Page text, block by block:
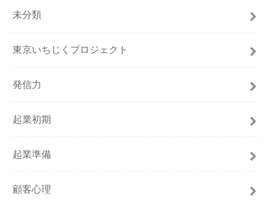
未分類
東京いちじくプロジェクト
発信力
起業初期
起業準備
顧客心理